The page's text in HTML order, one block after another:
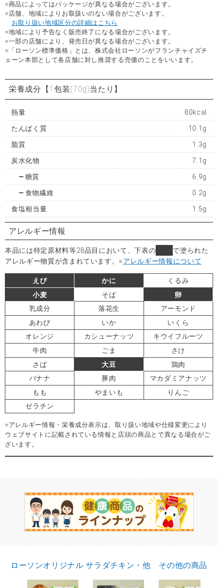
※商品によってはパッケージが異なる場合がございます。
※店舗、地域によりお取扱いのない場合がございます。
お取り扱い地域区分の詳細はこちら
※地域により予告なく販売終了になる場合がございます。
※一部の店舗により、発売日が異なる場合がございます。
※「ローソン標準価格」とは、株式会社ローソンがフランチャイズチ
ェーン本部として各店舗に対し推奨する売価のことをいいます。
栄養成分 【1包装(70g)当たり】
熱量 80kcal
たんぱく質 10.1g
脂質 1.3g
炭水化物 7.1g
糖質 6.9g
食物繊維 0.2g
食塩相当量 1.5g
アレルギー情報
本品には特定原材料等28品目において、下表の
で塗られた
アレルギー物質が含まれています。※アレルギー情報について
えび かに
くるみ
小麦
そば
卵
乳成分
落花生
アーモンド
あわび
いか
いくら
オレンジ
カシューナッツ
キウイフルーツ
牛肉
ごま
さけ
さば
大豆
鶏肉
バナナ
豚肉
マカダミアナッツ
もも
やまいも
りんご
ゼラチン
※アレルギー情報・栄養成分表示は、取り扱い地域や仕様変更により
ウェブサイトに記載されている情報と店頭の商品とで異なる場合がご
ざいます。
ローソンオリジナル サラダチキン・他 その他の商品